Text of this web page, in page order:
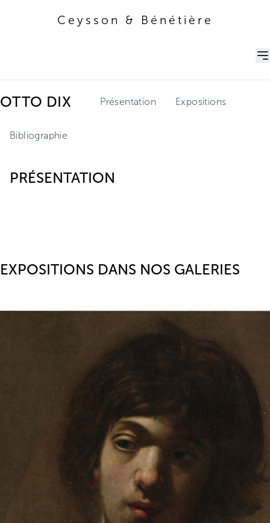
Ceysson & Bénétière
OTTO DIX Présentation Expositions
Bibliographie
PRÉSENTATION
EXPOSITIONS DANS NOS GALERIES